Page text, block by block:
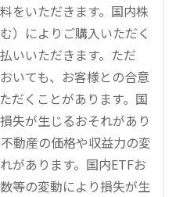
をいただきます。国内株
）によりご購入いただく
いいただきます。ただ
いても、お客様との合意
だくことがあります。国
失が生じるおそれがあり
動産の価格や収益力の変
があります。国内ETFお
等の変動により損失が生